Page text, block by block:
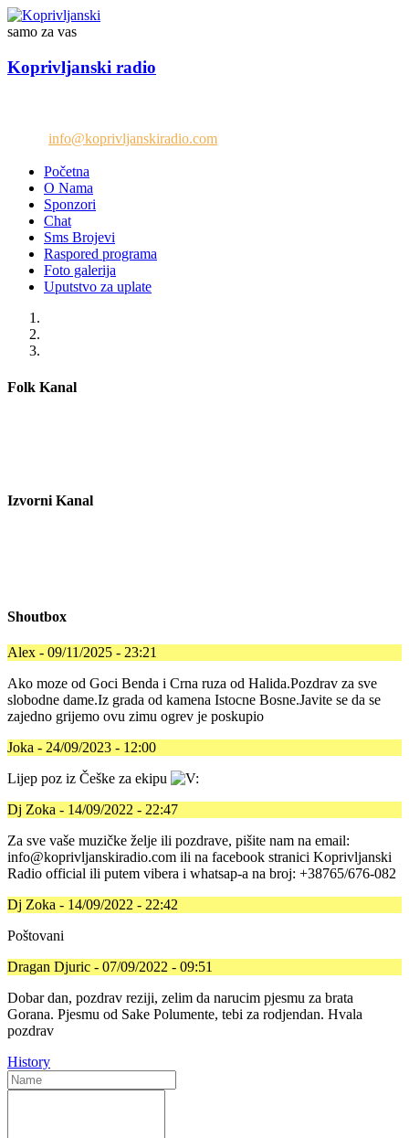
samo za vas
Koprivljanski radio
info@koprivljanskiradio.com
Početna
O Nama
Sponzori
Chat
Sms Brojevi
Raspored programa
Foto galerija
Uputstvo za uplate
Folk Kanal
Izvorni Kanal
Shoutbox
Alex - 09/11/2025 - 23:21
Ako moze od Goci Benda i Crna ruza od Halida.Pozdrav za sve
slobodne dame.Iz grada od kamena Istocne Bosne.Javite se da se
zajedno grijemo ovu zimu ogrev je poskupio
Joka - 24/09/2023 - 12:00
Lijep poz iz Češke za ekipu
Dj Zoka - 14/09/2022 - 22:47
Za sve vaše muzičke želje ili pozdrave, pišite nam na email:
info@koprivljanskiradio.com ili na facebook stranici Koprivljanski
Radio official ili putem vibera i whatsap-a na broj: +38765/676-082
Dj Zoka - 14/09/2022 - 22:42
Poštovani
Dragan Djuric - 07/09/2022 - 09:51
Dobar dan, pozdrav reziji, zelim da narucim pjesmu za brata
Gorana. Pjesmu od Sake Polumente, tebi za rodjendan. Hvala
pozdrav
History